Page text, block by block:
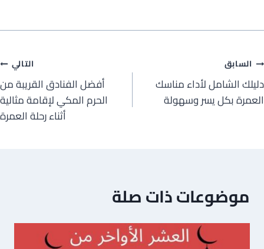
تصفّح
المقالات
السابق
دليلك الشامل لأداء مناسك
العمرة بكل يسر وسهولة
التالي
أفضل الفنادق القريبة من
الحرم المكي لإقامة مثالية
أثناء رحلة العمرة
موضوعات ذات صلة